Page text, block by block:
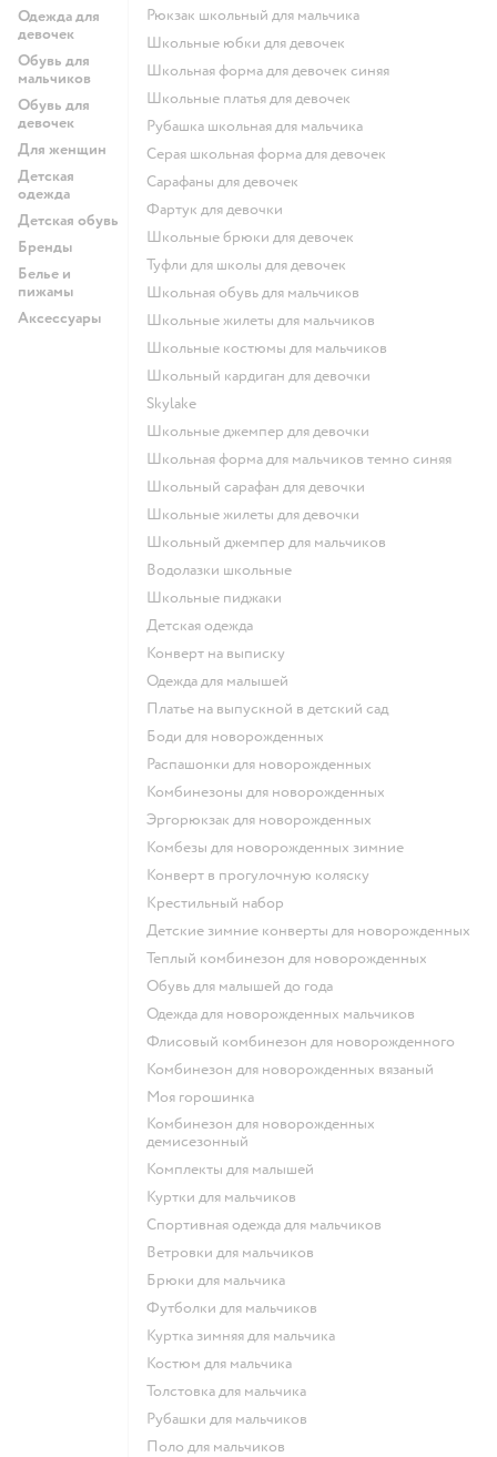
Одежда для
девочек
Обувь для
мальчиков
Обувь для
девочек
Для женщин
Детская
одежда
Детская обувь
Бренды
Белье и
пижамы
Аксессуары
Рюкзак школьный для мальчика
Школьные юбки для девочек
Школьная форма для девочек синяя
Школьные платья для девочек
Рубашка школьная для мальчика
Серая школьная форма для девочек
Сарафаны для девочек
Фартук для девочки
Школьные брюки для девочек
Туфли для школы для девочек
Школьная обувь для мальчиков
Школьные жилеты для мальчиков
Школьные костюмы для мальчиков
Школьный кардиган для девочки
Skylake
Школьные джемпер для девочки
Школьная форма для мальчиков темно синяя
Школьный сарафан для девочки
Школьные жилеты для девочки
Школьный джемпер для мальчиков
Водолазки школьные
Школьные пиджаки
Детская одежда
Конверт на выписку
Одежда для малышей
Платье на выпускной в детский сад
Боди для новорожденных
Распашонки для новорожденных
Комбинезоны для новорожденных
Эргорюкзак для новорожденных
Комбезы для новорожденных зимние
Конверт в прогулочную коляску
Крестильный набор
Детские зимние конверты для новорожденных
Теплый комбинезон для новорожденных
Обувь для малышей до года
Одежда для новорожденных мальчиков
Флисовый комбинезон для новорожденного
Комбинезон для новорожденных вязаный
Моя горошинка
Комбинезон для новорожденных
демисезонный
Комплекты для малышей
Куртки для мальчиков
Спортивная одежда для мальчиков
Ветровки для мальчиков
Брюки для мальчика
Футболки для мальчиков
Куртка зимняя для мальчика
Костюм для мальчика
Толстовка для мальчика
Рубашки для мальчиков
Поло для мальчиков